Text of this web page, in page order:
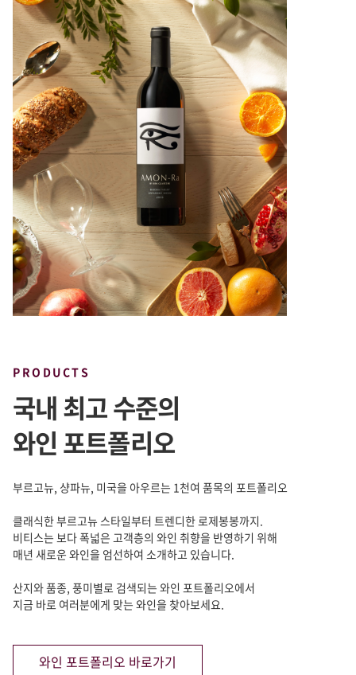
PRODUCTS
국내 최고 수준의
와인 포트폴리오
부르고뉴, 샹파뉴, 미국을 아우르는 1천여 품목의 포트폴리오
클래식한 부르고뉴 스타일부터 트렌디한 로제봉봉까지.
비티스는 보다 폭넓은 고객층의 와인 취향을 반영하기 위해
매년 새로운 와인을 엄선하여 소개하고 있습니다.
산지와 품종, 풍미별로 검색되는 와인 포트폴리오에서
지금 바로 여러분에게 맞는 와인을 찾아보세요.
와인 포트폴리오 바로가기